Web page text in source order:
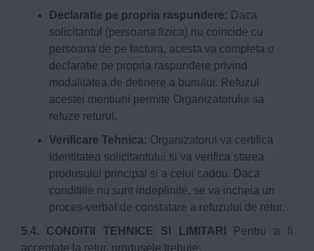
Declaratie pe propria raspundere: Daca
solicitantul (persoana fizica) nu coincide cu
persoana de pe factura, acesta va completa o
declaratie pe propria raspundere privind
modalitatea de detinere a bunului. Refuzul
acestei mentiuni permite Organizatorului sa
refuze returul.
Verificare Tehnica: Organizatorul va certifica
identitatea solicitantului si va verifica starea
produsului principal si a celui cadou. Daca
conditiile nu sunt indeplinite, se va incheia un
proces-verbal de constatare a refuzului de retur.
5.4. CONDITII TEHNICE SI LIMITARI
Pentru a fi
acceptate la retur, produsele trebuie: